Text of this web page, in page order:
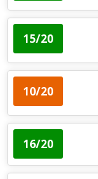
15/20
10/20
16/20